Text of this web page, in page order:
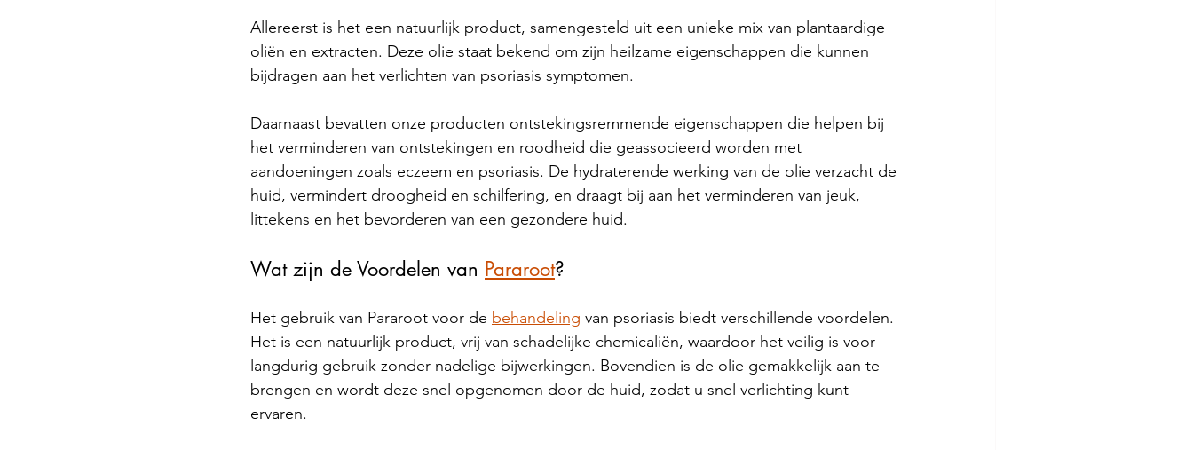
Allereerst is het een natuurlijk product, samengesteld uit een unieke mix van plantaardige
oliën en extracten. Deze olie staat bekend om zijn heilzame eigenschappen die kunnen
bijdragen aan het verlichten van psoriasis symptomen.
Daarnaast bevatten onze producten ontstekingsremmende eigenschappen die helpen bij
het verminderen van ontstekingen en roodheid die geassocieerd worden met
aandoeningen zoals eczeem en psoriasis. De hydraterende werking van de olie verzacht de
huid, vermindert droogheid en schilfering, en draagt bij aan het verminderen van jeuk,
littekens en het bevorderen van een gezondere huid.
Wat zijn de Voordelen van Pararoot?
Het gebruik van Pararoot voor de behandeling van psoriasis biedt verschillende voordelen.
Het is een natuurlijk product, vrij van schadelijke chemicaliën, waardoor het veilig is voor
langdurig gebruik zonder nadelige bijwerkingen. Bovendien is de olie gemakkelijk aan te
brengen en wordt deze snel opgenomen door de huid, zodat u snel verlichting kunt
ervaren.